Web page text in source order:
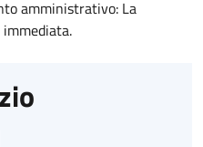
amministrativo: La